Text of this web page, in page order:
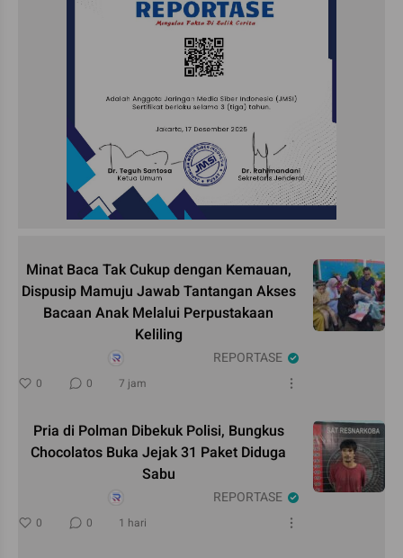
Minat Baca Tak Cukup dengan Kemauan,
Dispusip Mamuju Jawab Tantangan Akses
Bacaan Anak Melalui Perpustakaan
Keliling
REPORTASE
0 0 7 jam
Pria di Polman Dibekuk Polisi, Bungkus
Chocolatos Buka Jejak 31 Paket Diduga
Sabu
REPORTASE
0 0 1 hari